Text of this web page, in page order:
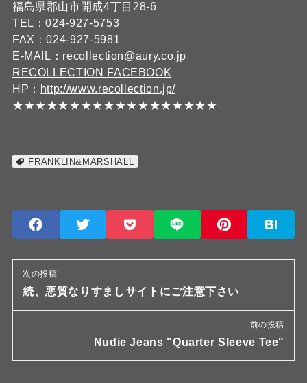
福島県郡山市開成4丁目28-6
TEL：024-927-5753
FAX：024-927-5981
E-MAIL：recollection@aury.co.jp
RECOLLECTION FACEBOOK
HP： http://www.recollection.jp/
★★★★★★★★★★★★★★★★★★
FRANKLIN&MARSHALL
次の投稿
続、悪質なりすましサイトにご注意下さい
前の投稿
Nudie Jeans "Quarter Sleeve Tee"